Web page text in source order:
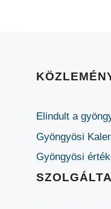
Elindult a
Gyöngyösi
Gyöngyösi